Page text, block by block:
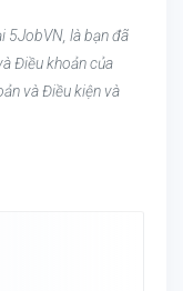
5JobVN, là bạn đã
Điều khoản của
và Điều kiện và